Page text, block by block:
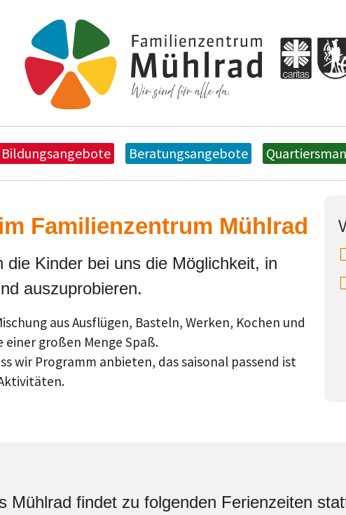
Bildungsangebote Beratungsangebote
Familienzentrum Mühlrad
die Kinder bei uns die Möglichkeit, in
auszuprobieren.
aus Ausflügen, Basteln, Werken, Kochen und
großen Menge Spaß.
wir Programm anbieten, das saisonal passend ist
Mühlrad findet zu folgenden Ferienzeiten